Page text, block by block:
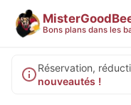
Bons plans dans les
Réservation,
nouveautés !